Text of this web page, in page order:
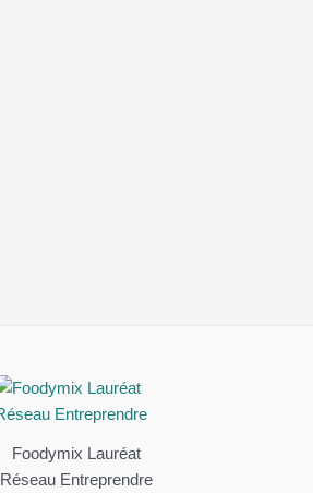
Foodymix Lauréat
Réseau Entreprendre